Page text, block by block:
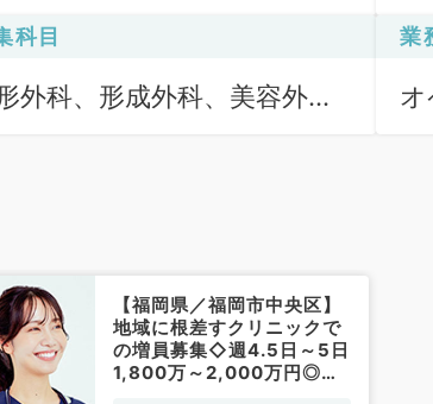
科目
外科、形成外科、美容外
業
【福岡県／福岡市中央区】
地域に根差すクリニックで
の増員募集◇週4.5日～5日
1,800万～2,000万円◎一